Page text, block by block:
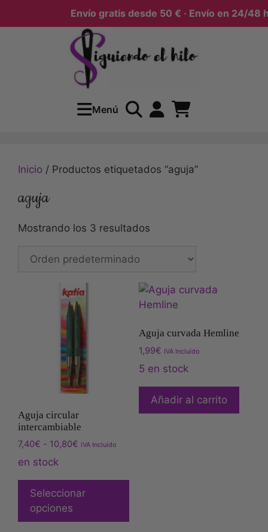
Envío gratis desde 50 € · Envío en 24/48 h
Menú
Inicio / Productos etiquetados “aguja”
aguja
Mostrando los 3 resultados
Aguja circular
intercambiable
7,40€ - 10,80€ IVA Incluído
en stock
Seleccionar
opciones
Aguja curvada Hemline
1,99€ IVA Incluído
5 en stock
Añadir al carrito